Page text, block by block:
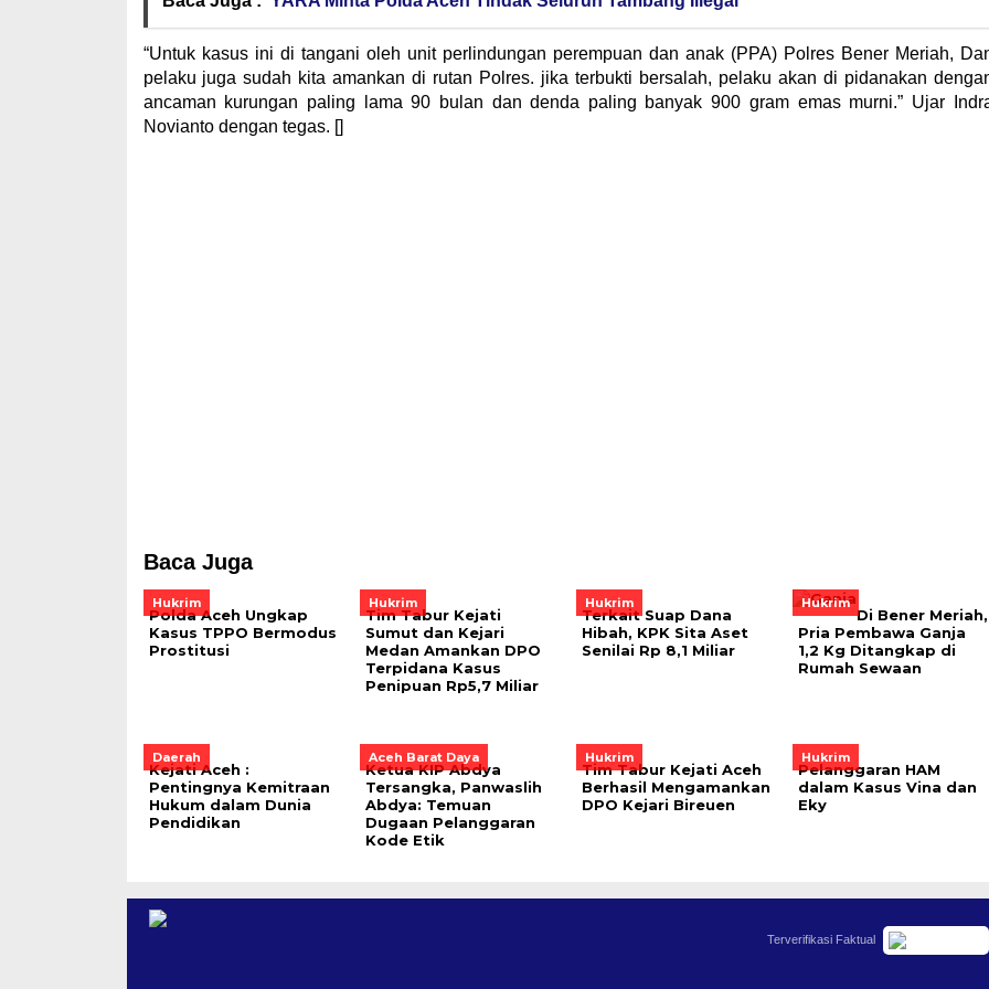
“Untuk kasus ini di tangani oleh unit perlindungan perempuan dan anak (PPA) Polres Bener Meriah,
pelaku juga sudah kita amankan di rutan Polres. jika terbukti bersalah, pelaku akan di pidanakan
ancaman kurungan paling lama 90 bulan dan denda paling banyak 900 gram emas murni.” Ujar
Novianto dengan tegas. []
Baca Juga
Hukrim
Polda Aceh Ungkap
Kasus TPPO Bermodus
Prostitusi
Hukrim
Tim Tabur Kejati
Sumut dan Kejari
Medan Amankan DPO
Terpidana Kasus
Penipuan Rp5,7 Miliar
Hukrim
Terkait Suap Dana
Hibah, KPK Sita Aset
Senilai Rp 8,1 Miliar
Hukrim
Di Bener Meriah,
Pria Pembawa Ganja
1,2 Kg Ditangkap di
Rumah Sewaan
Daerah
Kejati Aceh :
Pentingnya Kemitraan
Hukum dalam Dunia
Pendidikan
Aceh Barat Daya
Ketua KIP Abdya
Tersangka, Panwaslih
Abdya: Temuan
Dugaan Pelanggaran
Kode Etik
Hukrim
Tim Tabur Kejati Aceh
Berhasil Mengamankan
DPO Kejari Bireuen
Hukrim
Pelanggaran HAM
dalam Kasus Vina dan
Eky
Terverifikasi Faktual